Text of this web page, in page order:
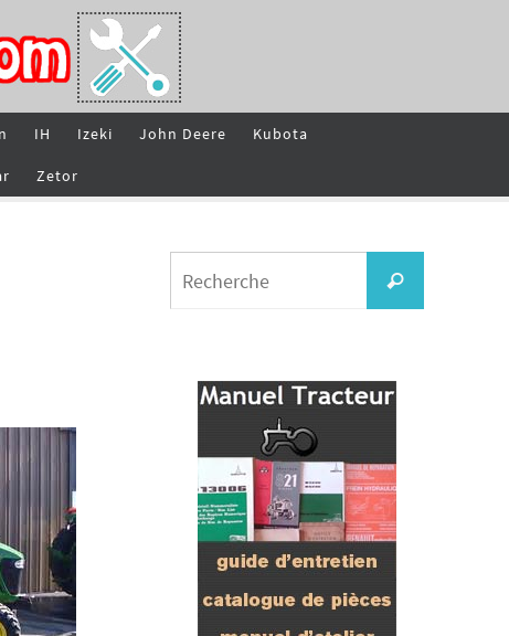
IH Izeki John Deere Kubota
Zetor
Recherche